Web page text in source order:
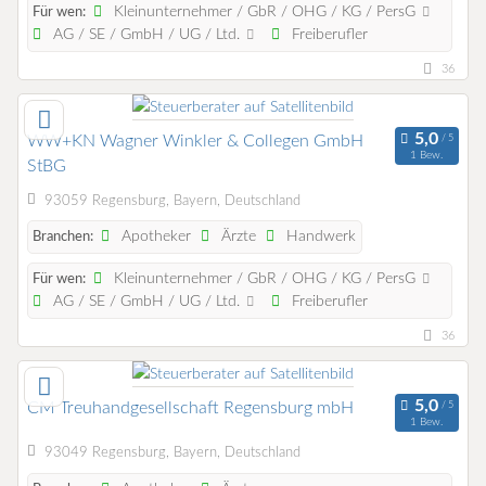
Für wen:
Kleinunternehmer / GbR / OHG / KG / PersG
AG / SE / GmbH / UG / Ltd.
Freiberufler
36
WW+KN Wagner Winkler & Collegen GmbH
StBG
1 Bew.
93059 Regensburg, Bayern, Deutschland
Branchen: Apotheker Ärzte Handwerk
Für wen:
Kleinunternehmer / GbR / OHG / KG / PersG
AG / SE / GmbH / UG / Ltd.
Freiberufler
36
CM Treuhandgesellschaft Regensburg mbH
1 Bew.
93049 Regensburg, Bayern, Deutschland